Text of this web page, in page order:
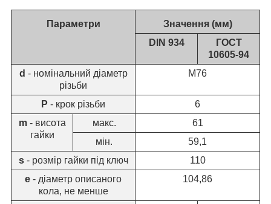
Параметри
Значення (мм)
DIN 934
ГОСТ
10605-94
d - номінальний діаметр
різьби
М76
Р - крок різьби
6
m- висота
гайки
макс.
61
мін.
59,1
s- розмір гайки під ключ
110
e - діаметр описаного
кола, не менше
104,86